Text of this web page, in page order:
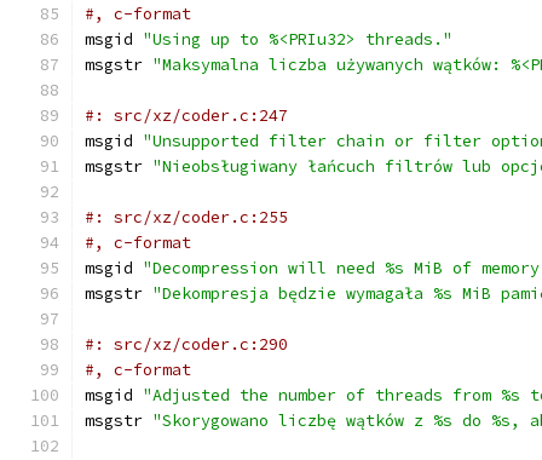
#, c-format
msgid "Using up to %<PRIu32> threads."
msgstr "Maksymalna liczba używanych wątków:
#: src/xz/coder.c:247
msgid "Unsupported filter chain or filter
msgstr "Nieobsługiwany łańcuch filtrów lub
#: src/xz/coder.c:255
#, c-format
msgid "Decompression will need %s MiB of
msgstr "Dekompresja będzie wymagała %s MiB
#: src/xz/coder.c:290
#, c-format
msgid "Adjusted the number of threads from %s
msgstr "Skorygowano liczbę wątków z %s do